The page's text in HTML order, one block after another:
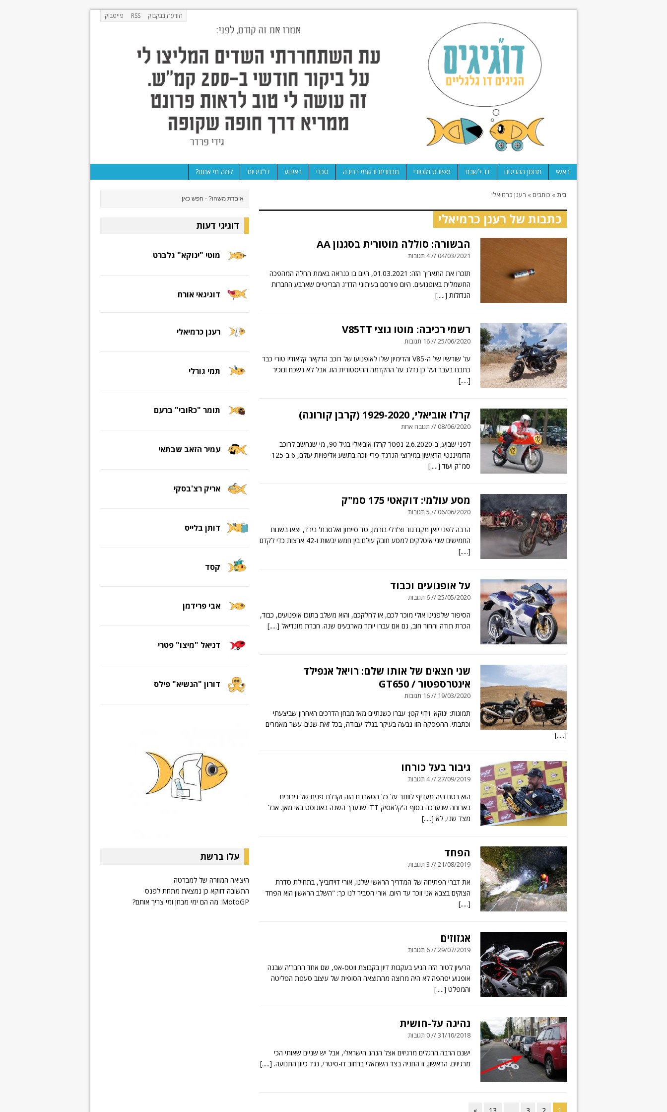
הודעה בבקבוק RSS פייסבוק
ראשי מחסן ההגיגים דג לשבת ספורט מוטורי מבחנים ורשמי רכיבה טכני ראינוע דו"גיגיות למה מי אתם?
בית» כותבים » רענן כרמיאלי
כתבות של רענן כרמיאלי
הבשורה: סוללה מוטורית בסגנון AA
04/03/2021 // 4 תגובות
תזכרו את התאריך הזה: 01.03.2021, היום בו כנראה באמת החלה המהפכה
החשמלית באופנועים. היום פורסם בעיתוני הדו"ג הבריטיים שארבע החברות
הגדולות [.....]
רשמי רכיבה: מוטו גוצי V85TT
25/06/2020 // 16 תגובות
על שורשיו של ה-V85 והדימיון שלו לאופנועו של רוכב הדקאר קלאודיו טורי כבר
כתבנו בעבר ועל כן נדלג על ההקדמה ההיסטורית הזו. אבל לא נשכח ונזכיר
[.....]
קרלו אוביאלי, 1929-2020 (קרבן קורונה)
08/06/2020 // תגובה אחת
לפני שבוע, ב-2.6.2020 נפטר קרלו אוביאלי בגיל 90, מי שנחשב לרוכב
הדומיננטי הראשון במירוצי הגרנד-פרי וזכה בתשע אליפויות עולם, 6 ב-125
סמ"ק ועוד [.....]
מסע עולמי: דוקאטי 175 סמ"ק
06/06/2020 // 5 תגובות
הרבה לפני יואן מקגרגור וצ'רלי בורמן, טד סיימון ואלסבת' בירד, יצאו בשנות
החמישים שני איטלקים למסע חובק עולם בין חמש יבשות ו-42 ארצות כדי לקדם
[.....]
על אופנועים וכבוד
25/05/2020 // 6 תגובות
הסיפור שלפנינו אולי מוכר לכם, או לחלקכם, והוא משלב בתוכו אופנועים, כבוד,
הכרת תודה והחזר חוב, גם אם עברו יותר מארבעים שנה. חברת מונדיאל [.....]
שני חצאים של אותו שלם: רויאל אנפילד
אינטרספטור / GT650
19/03/2020 // 16 תגובות
תמונות: ינוקא. וידוי קטן: עברו כשנתיים מאז מבחן הדרכים האחרון שביצעתי
וכתבתי. ההפסקה הזו נבעה בעיקר בגלל עבודה, בכל זאת שנים-עשר מאמרים
[.....]
גיבור בעל כורחו
27/09/2019 // 4 תגובות
הוא בטח היה מעדיף לוותר על כל הטאררם הזה וקבלת פנים של גיבורים
בארוחה שנערכה בסוף ה'קלאסיק TT' שנערך השנה באוגוסט באי מאן. אבל
מצד שני, לא [.....]
הפחד
21/08/2019 // 3 תגובות
את דברי הפתיחה של המדריך הראשי שלנו, אורי דוידוביץ', בתחילת סדרת
הצוקים בצבא אני זוכר עד היום. אורי הסביר לנו כך: "השלב הראשון הוא הפחד
[.....]
אגזוזים
29/07/2019 // 6 תגובות
הרעיון לטור הזה הגיע בעקבות דיון בקבוצת ווטס-אפ, שם אחד החבר'ה שבנה
אופנוע יפהפה לא היה מרוצה מהתוצאה הסופית של עיצוב סעפת הפליטה
והמפלט [.....]
נהיגה על-חושית
31/10/2018 // 0 תגובות
ישנם הרבה הרגלים מרגיזים אצל הנהג הישראלי, אבל יש שניים שאותי הכי
מרגיזים. הראשון, זו החניה בצד השמאלי ברחוב דו-סיטרי, נגד כיוון התנועה. [.....]
1
2
3
13
»
דוגיגי דעות
מוטי "ינוקא" גלברט
דוגיגאי אורח
רענן כרמיאלי
תמי גורלי
תומר "כRובי" ברעם
עמיר הזאב שבתאי
אריק רצ'בסקי
דותן בלייס
קסד
אבי פרידמן
דניאל "מיצו" פטרי
דורון "הנשיא" פילס
עלו ברשת
היציאה המוזרה של למברטה
התשובה דווקא כן נמצאת מתחת לפנס
MotoGP: מה הם ימי מבחן ומי צריך אותם?